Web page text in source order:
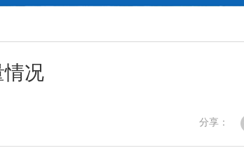
情况
分享：